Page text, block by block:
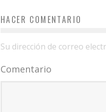
HACER COMENTARIO
Su dirección de correo
Comentario